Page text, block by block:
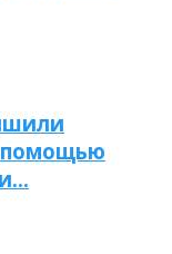
помощью